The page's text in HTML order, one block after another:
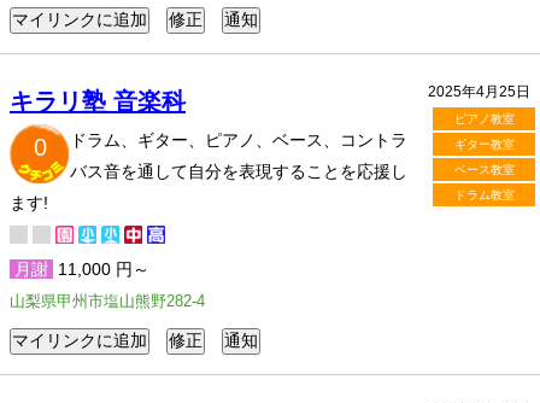
2025年4月25日
ピアノ教室
ギター教室
ベース教室
ドラム教室
キラリ塾 音楽科
0
ドラム、ギター、ピアノ、ベース、コントラ
バス音を通して自分を表現することを応援し
ます!
月謝 11,000 円～
山梨県甲州市塩山熊野282-4